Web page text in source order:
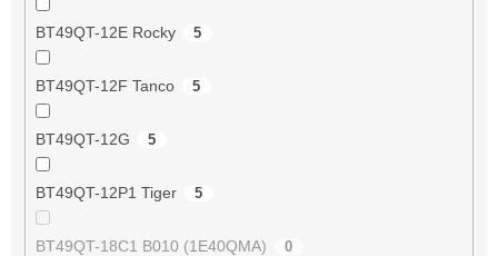
BT49QT-12E Rocky 5
BT49QT-12F Tanco 5
BT49QT-12G 5
BT49QT-12P1 Tiger 5
BT49QT-18C1 B010 (1E40QMA) 0